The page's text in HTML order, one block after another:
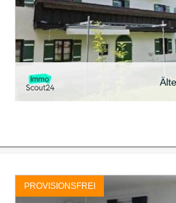
PROVISIONSFREI